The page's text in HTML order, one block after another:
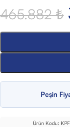
465.882₺
Peşin
Ürün Kodu: